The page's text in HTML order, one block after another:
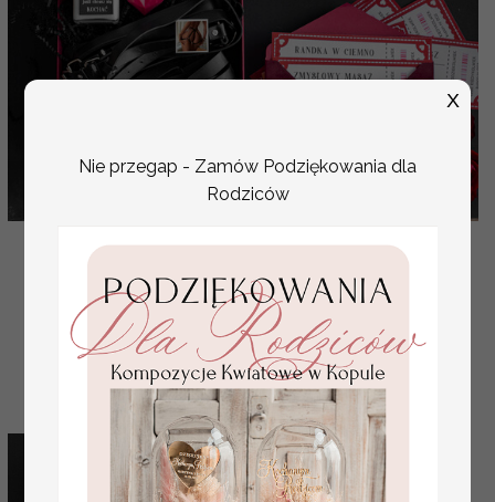
pomysł na prezent dla dziewczyny na walentynki, co
( 13/NowW/Walentynki )
299.00 PLN
Nie przegap - Zamów Podziękowania dla
Rodziców
X